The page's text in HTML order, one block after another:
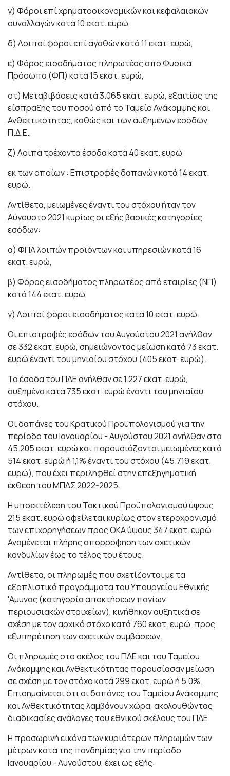
γ) Φόροι επί χρηματοοικονομικών και κεφαλαιακών
συναλλαγών κατά 10 εκατ. ευρώ,
δ) Λοιποί φόροι επί αγαθών κατά 11 εκατ. ευρώ,
ε) Φόρος εισοδήματος πληρωτέος από Φυσικά
Πρόσωπα (ΦΠ) κατά 15 εκατ. ευρώ,
στ) Μεταβιβάσεις κατά 3.065 εκατ. ευρώ, εξαιτίας της
είσπραξης του ποσού από το Ταμείο Ανάκαμψης και
Ανθεκτικότητας, καθώς και των αυξημένων εσόδων
Π.Δ.Ε.,
ζ) Λοιπά τρέχοντα έσοδα κατά 40 εκατ. ευρώ
εκ των οποίων : Επιστροφές δαπανών κατά 14 εκατ.
ευρώ.
Αντίθετα, μειωμένες έναντι του στόχου ήταν τον
Αύγουστο 2021 κυρίως οι εξής βασικές κατηγορίες
εσόδων:
α) ΦΠΑ λοιπών προϊόντων και υπηρεσιών κατά 16
εκατ. ευρώ,
β) Φόρος εισοδήματος πληρωτέος από εταιρίες (ΝΠ)
κατά 144 εκατ. ευρώ,
γ) Λοιποί φόροι εισοδήματος κατά 10 εκατ. ευρώ.
Οι επιστροφές εσόδων του Αυγούστου 2021 ανήλθαν
σε 332 εκατ. ευρώ, σημειώνοντας μείωση κατά 73 εκατ.
ευρώ έναντι του μηνιαίου στόχου (405 εκατ. ευρώ).
Τα έσοδα του ΠΔΕ ανήλθαν σε 1.227 εκατ. ευρώ,
αυξημένα κατά 735 εκατ. ευρώ έναντι του μηνιαίου
στόχου.
Οι δαπάνες του Κρατικού Προϋπολογισμού για την
περίοδο του Ιανουαρίου - Αυγούστου 2021 ανήλθαν στα
45.205 εκατ. ευρώ και παρουσιάζονται μειωμένες κατά
514 εκατ. ευρώ ή 1,1% έναντι του στόχου (45.719 εκατ.
ευρώ), που έχει περιληφθεί στην επεξηγηματική
έκθεση του ΜΠΔΣ 2022-2025.
Η υποεκτέλεση του Τακτικού Προϋπολογισμού ύψους
215 εκατ. ευρώ οφείλεται κυρίως στον ετεροχρονισμό
των επιχορηγήσεων προς ΟΚΑ ύψους 347 εκατ. ευρώ.
Αναμένεται πλήρης απορρόφηση των σχετικών
κονδυλίων έως το τέλος του έτους.
Αντίθετα, οι πληρωμές που σχετίζονται με τα
εξοπλιστικά προγράμματα του Υπουργείου Εθνικής
'Αμυνας (κατηγορία αποκτήσεων παγίων
περιουσιακών στοιχείων), κινήθηκαν αυξητικά σε
σχέση με τον αρχικό στόχο κατά 760 εκατ. ευρώ, προς
εξυπηρέτηση των σχετικών συμβάσεων.
Οι πληρωμές στο σκέλος του ΠΔΕ και του Ταμείου
Ανάκαμψης και Ανθεκτικότητας παρουσίασαν μείωση
σε σχέση με τον στόχο κατά 299 εκατ. ευρώ ή 5,0%.
Επισημαίνεται ότι οι δαπάνες του Ταμείου Ανάκαμψης
και Ανθεκτικότητας λαμβάνουν χώρα, ακολουθώντας
διαδικασίες ανάλογες του εθνικού σκέλους του ΠΔΕ.
Η προσωρινή εικόνα των κυριότερων πληρωμών των
μέτρων κατά της πανδημίας για την περίοδο
Ιανουαρίου - Αυγούστου, έχει ως εξής: